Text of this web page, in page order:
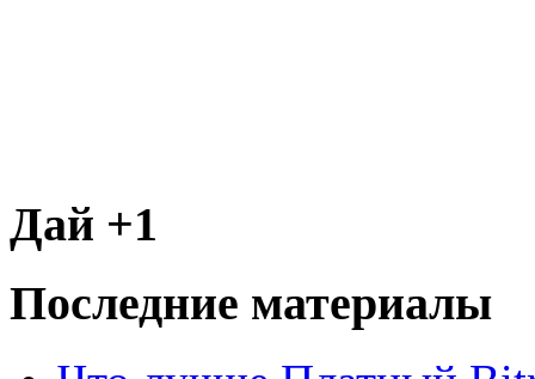
Дай +1
Последние материалы